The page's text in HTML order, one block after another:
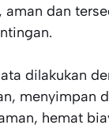
aman dan
dilakukan
menyimpan
hemat